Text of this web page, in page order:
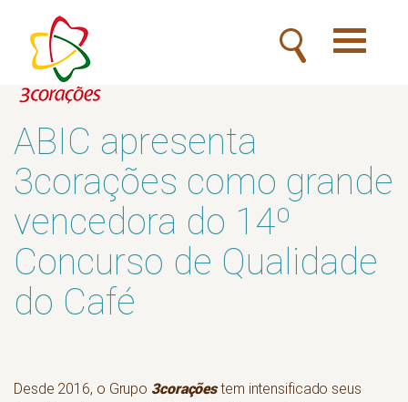
Toggle
navigation
ABIC apresenta
3corações como grande
vencedora do 14º
Concurso de Qualidade
do Café
Desde 2016, o Grupo 3coraçõestem intensificado seus